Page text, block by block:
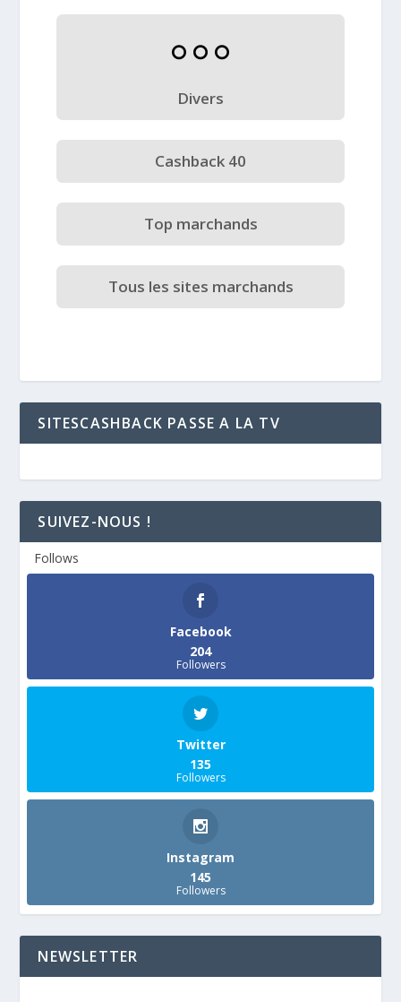
Divers
Cashback 40
Top marchands
Tous les sites marchands
SITESCASHBACK PASSE A LA TV
SUIVEZ-NOUS !
Follows
Facebook
204
Followers
Twitter
135
Followers
Instagram
145
Followers
NEWSLETTER